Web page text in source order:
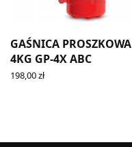
GAŚNICA PROSZKOWA
4KG GP-4X ABC
198,00zł